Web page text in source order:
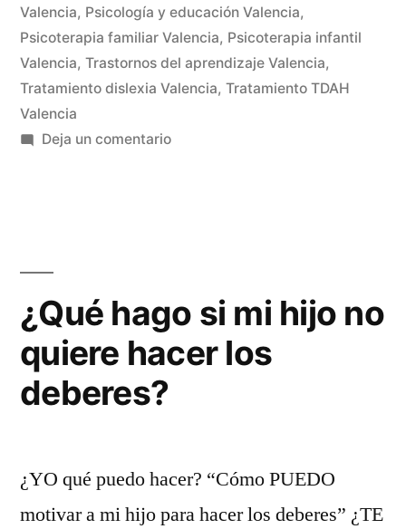
Valencia, Psicología y educación Valencia,
Psicoterapia familiar Valencia, Psicoterapia infantil
Valencia, Trastornos del aprendizaje Valencia,
Tratamiento dislexia Valencia, Tratamiento TDAH
Valencia
Deja un comentario
¿Qué hago si mi hijo no
quiere hacer los
deberes?
¿YO qué puedo hacer? “Cómo PUEDO
motivar a mi hijo para hacer los deberes” ¿TE